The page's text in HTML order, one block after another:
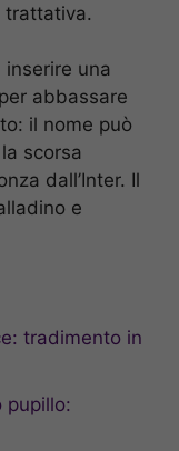
trattativa.
una
abbassare
il nome può
scorsa
dall’Inter. Il
e
tradimento in
pupillo: